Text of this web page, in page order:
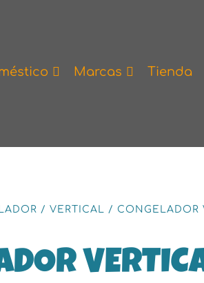
Marcas Tienda
/VERTICAL / CONGELADOR